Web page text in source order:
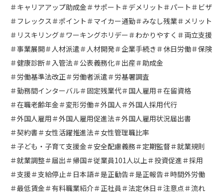
＃キャリアアップ助成金＃サポート ＃デメリット ＃パート ＃ビザ
＃フレックス ＃ポイント ＃マイカー通勤＃みなし残業＃メリット
＃リスキリング＃ワーキングホリデー＃わかりやすく ＃両立支援
＃事業展開＃人材派遣＃人材開発＃企業手続き ＃休日労働＃保険
＃健康診断＃入管法＃公表義務化＃出産＃助成金
＃労働基準法改正＃労働者派遣＃労基署調査
＃勤務間インターバル＃固定残業代＃国人雇用＃在留資格
＃在職老齢年金＃変形労働＃外国人 ＃外国人採用代行
＃外国人雇用＃外国人雇用促進法＃外国人雇用状況届出書
＃契約書＃女性活躍推進法＃女性管理職比率
＃子ども・子育て支援金＃安全配慮義務＃定期監督＃就業規則
＃就業調整＃届出＃帰国＃従業員101人以上＃投資促進＃採用
＃支援＃支給停止＃日本語＃是正勧告＃是正報告＃時間外労働
＃最低賃金＃有料職業紹介＃正社員 ＃法定休日 ＃注意点 ＃流れ